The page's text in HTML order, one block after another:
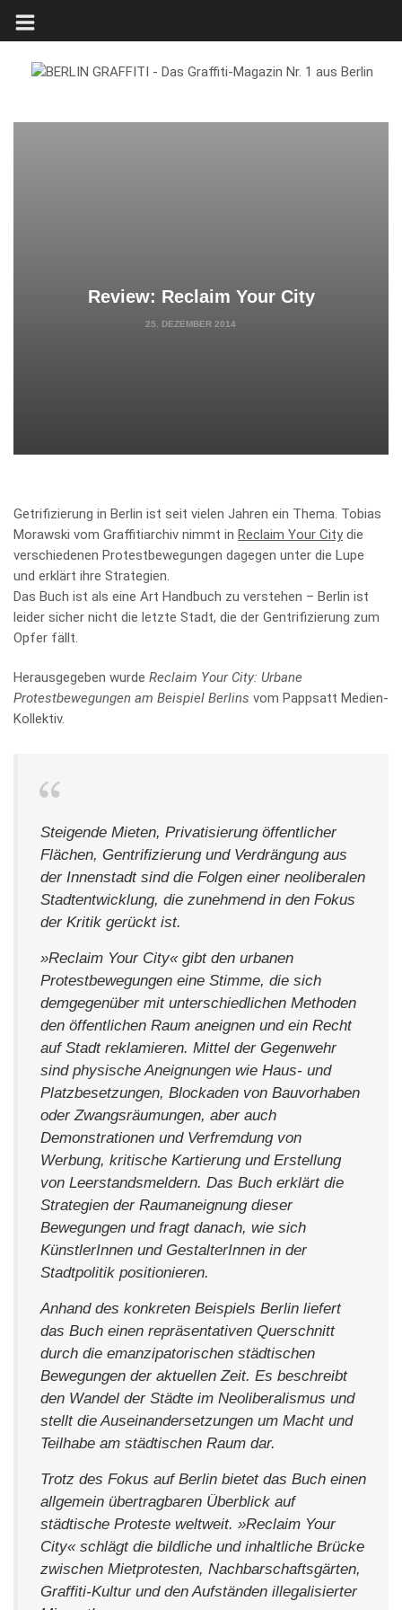
Review: Reclaim Your City
25. DEZEMBER 2014
Getrifizierung in Berlin ist seit vielen Jahren ein Thema. Tobias
Morawski vom Graffitiarchiv nimmt in Reclaim Your City die
verschiedenen Protestbewegungen dagegen unter die Lupe
und erklärt ihre Strategien.
Das Buch ist als eine Art Handbuch zu verstehen – Berlin ist
leider sicher nicht die letzte Stadt, die der Gentrifizierung zum
Opfer fällt.
Herausgegeben wurde Reclaim Your City: Urbane
Protestbewegungen am Beispiel Berlins vom Pappsatt Medien-
Kollektiv.
Steigende Mieten, Privatisierung öffentlicher
Flächen, Gentrifizierung und Verdrängung aus
der Innenstadt sind die Folgen einer neoliberalen
Stadtentwicklung, die zunehmend in den Fokus
der Kritik gerückt ist.
»Reclaim Your City« gibt den urbanen
Protestbewegungen eine Stimme, die sich
demgegenüber mit unterschiedlichen Methoden
den öffentlichen Raum aneignen und ein Recht
auf Stadt reklamieren. Mittel der Gegenwehr
sind physische Aneignungen wie Haus- und
Platzbesetzungen, Blockaden von Bauvorhaben
oder Zwangsräumungen, aber auch
Demonstrationen und Verfremdung von
Werbung, kritische Kartierung und Erstellung
von Leerstandsmeldern. Das Buch erklärt die
Strategien der Raumaneignung dieser
Bewegungen und fragt danach, wie sich
KünstlerInnen und GestalterInnen in der
Stadtpolitik positionieren.
Anhand des konkreten Beispiels Berlin liefert
das Buch einen repräsentativen Querschnitt
durch die emanzipatorischen städtischen
Bewegungen der aktuellen Zeit. Es beschreibt
den Wandel der Städte im Neoliberalismus und
stellt die Auseinandersetzungen um Macht und
Teilhabe am städtischen Raum dar.
Trotz des Fokus auf Berlin bietet das Buch einen
allgemein übertragbaren Überblick auf
städtische Proteste weltweit. »Reclaim Your
City« schlägt die bildliche und inhaltliche Brücke
zwischen Mietprotesten, Nachbarschaftsgärten,
Graffiti-Kultur und den Aufständen illegalisierter